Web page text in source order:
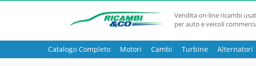
Vendita on-line ricambi
per auto e veicoli
Catalogo Completo Motori Cambi Turbine Alternatori